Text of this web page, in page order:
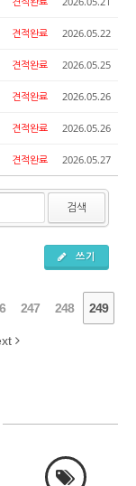
견적완료 2026.05.22
견적완료 2026.05.25
견적완료 2026.05.26
견적완료 2026.05.26
견적완료 2026.05.27
검색
쓰기
247 248 249